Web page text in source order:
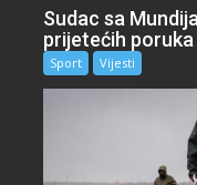
Sudac sa
prijetećih poruka
Sport Vijesti